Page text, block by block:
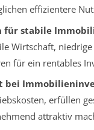
effizientere
für stabile
Wirtschaft,
für ein rentables
bei
erfüllen
attraktiv